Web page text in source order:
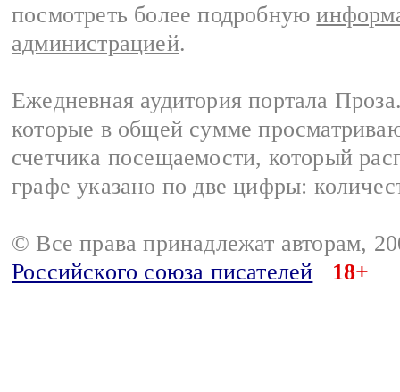
посмотреть более подробную
администрацией.
Ежедневная аудитория портала
которые в общей сумме
счетчика посещаемости, который
графе указано по две цифры:
© Все права принадлежат авторам,
Российского союза писателей
18+